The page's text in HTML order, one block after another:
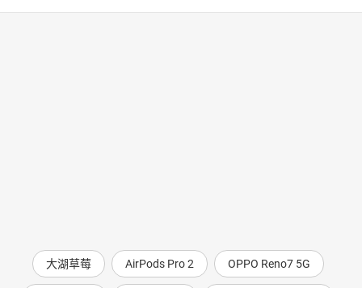
大湖草莓 AirPods Pro 2 OPPO Reno7 5G